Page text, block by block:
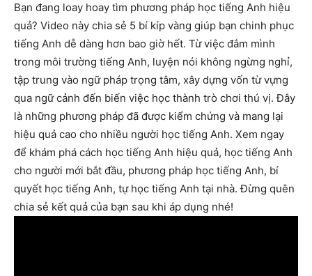
Bạn đang loay hoay tìm phương pháp học tiếng Anh hiệu
quả? Video này chia sẻ 5 bí kíp vàng giúp bạn chinh phục
tiếng Anh dễ dàng hơn bao giờ hết. Từ việc đắm mình
trong môi trường tiếng Anh, luyện nói không ngừng nghỉ,
tập trung vào ngữ pháp trọng tâm, xây dựng vốn từ vựng
qua ngữ cảnh đến biến việc học thành trò chơi thú vị. Đây
là những phương pháp đã được kiểm chứng và mang lại
hiệu quả cao cho nhiều người học tiếng Anh. Xem ngay
để khám phá cách học tiếng Anh hiệu quả, học tiếng Anh
cho người mới bắt đầu, phương pháp học tiếng Anh, bí
quyết học tiếng Anh, tự học tiếng Anh tại nhà. Đừng quên
chia sẻ kết quả của bạn sau khi áp dụng nhé!